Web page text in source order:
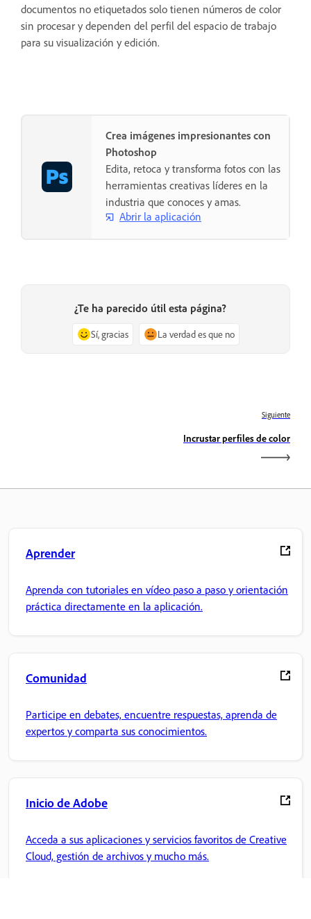
documentos no etiquetados solo tienen números de color
sin procesar y dependen del perfil del espacio de trabajo
para su visualización y edición.
Crea imágenes impresionantes con
Photoshop
Edita, retoca y transforma fotos con las
herramientas creativas líderes en la
industria que conoces y amas.
Abrir la aplicación
¿Te ha parecido útil esta página?
Sí, gracias La verdad es que no
Siguiente
Incrustar perfiles de color
Aprender
Aprenda con tutoriales en vídeo paso a paso y orientación
práctica directamente en la aplicación.
Comunidad
Participe en debates, encuentre respuestas, aprenda de
expertos y comparta sus conocimientos.
Inicio de Adobe
Acceda a sus aplicaciones y servicios favoritos de Creative
Cloud, gestión de archivos y mucho más.